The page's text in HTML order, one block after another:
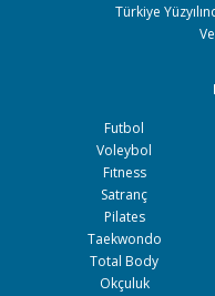
Türkiye
Futbol
Voleybol
Fıtness
Satranç
Pilates
Taekwondo
Total Body
Okçuluk